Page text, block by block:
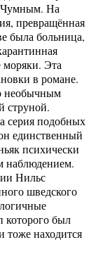
Чумным. На
превращённая
была больница,
моряки. Эта
в романе.
необычным
струной.
серия подобных
единственный
психически
наблюдением.
Нильс
шведского
которого был
тоже находится